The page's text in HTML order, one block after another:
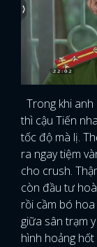
Trong khi
thì cậu Tiến
tốc độ mà lị.
ra ngay tiệm
cho crush.
còn đầu tư
rồi cầm bó
giữa sân trạm
hình hoảng hốt